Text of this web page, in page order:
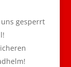
gesperrt